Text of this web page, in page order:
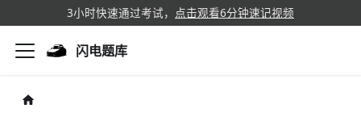
3小时快速通过考试， 点击观看6分钟速记视频
闪电题库